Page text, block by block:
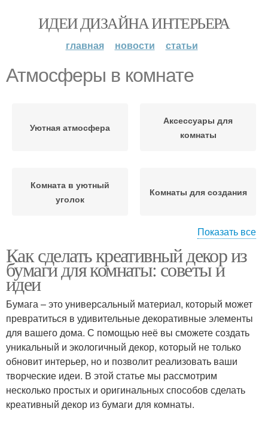
ИДЕИ ДИЗАЙНА ИНТЕРЬЕРА
главная новости статьи
Атмосферы в комнате
Уютная атмосфера
Аксессуары для
комнаты
Комната в уютный
уголок
Комнаты для создания
Комфортная атмосфера Атмосферы в спальне
Дизайн для комнаты
Показать все
Как сделать креативный декор из
бумаги для комнаты: советы и
идеи
Бумага – это универсальный материал, который может
превратиться в удивительные декоративные элементы
для вашего дома. С помощью неё вы сможете создать
уникальный и экологичный декор, который не только
обновит интерьер, но и позволит реализовать ваши
творческие идеи. В этой статье мы рассмотрим
несколько простых и оригинальных способов сделать
креативный декор из бумаги для комнаты.